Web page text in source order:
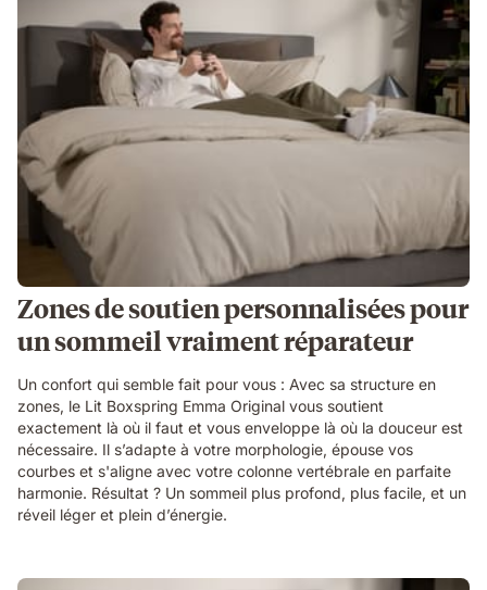
Zones de soutien personnalisées pour
un sommeil vraiment réparateur
Un confort qui semble fait pour vous : Avec sa structure en
zones, le Lit Boxspring Emma Original vous soutient
exactement là où il faut et vous enveloppe là où la douceur est
nécessaire. Il s’adapte à votre morphologie, épouse vos
courbes et s'aligne avec votre colonne vertébrale en parfaite
harmonie. Résultat ? Un sommeil plus profond, plus facile, et un
réveil léger et plein d’énergie.